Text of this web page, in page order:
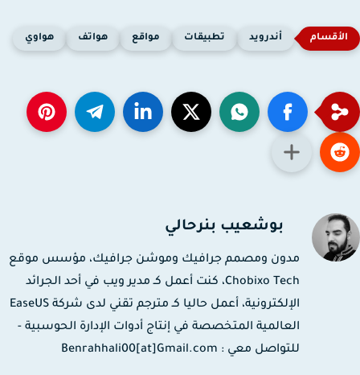
أندرويد تطبيقات مواقع هواتف هواوي
بوشعيب بنرحالي
مدون ومصمم جرافيك وموشن جرافيك، مؤسس موقع
Chobixo Tech، كنت أعمل كـ مدير ويب في أحد الجرائد
الإلكترونية، أعمل حاليا كـ مترجم تقني لدى شركة EaseUS
العالمية المتخصصة في إنتاج أدوات الإدارة الحوسبية -
للتواصل معي : Benrahhali00[at]Gmail.com